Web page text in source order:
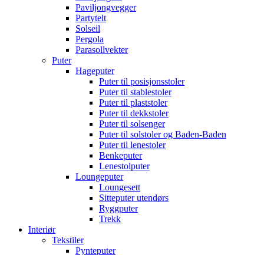
Paviljongvegger
Partytelt
Solseil
Pergola
Parasollvekter
Puter
Hageputer
Puter til posisjonsstoler
Puter til stablestoler
Puter til plaststoler
Puter til dekkstoler
Puter til solsenger
Puter til solstoler og Baden-Baden
Puter til lenestoler
Benkeputer
Lenestolputer
Loungeputer
Loungesett
Sitteputer utendørs
Ryggputer
Trekk
Interiør
Tekstiler
Pynteputer